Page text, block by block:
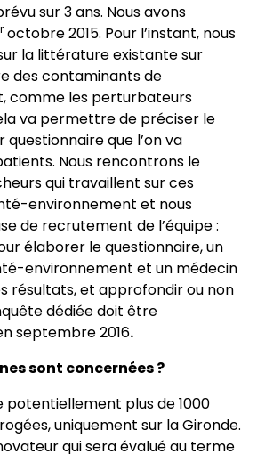
sur 3 ans. Nous avons
octobre 2015. Pour l’instant, nous
la littérature existante sur
des contaminants de
comme les perturbateurs
va permettre de préciser le
que l’on va
Nous rencontrons le
qui travaillent sur ces
environnement et nous
de recrutement de l’équipe :
élaborer le questionnaire, un
environnement et un médecin
résultats, et approfondir ou non
dédiée doit être
septembre 2016.
sont concernées ?
plus de 1000
uniquement sur la Gironde.
qui sera évalué au terme